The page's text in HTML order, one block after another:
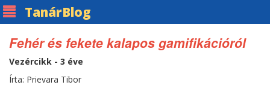
TanárBlog
Fehér és fekete kalapos gamifikációról
Vezércikk - 3 éve
Írta: Prievara Tibor